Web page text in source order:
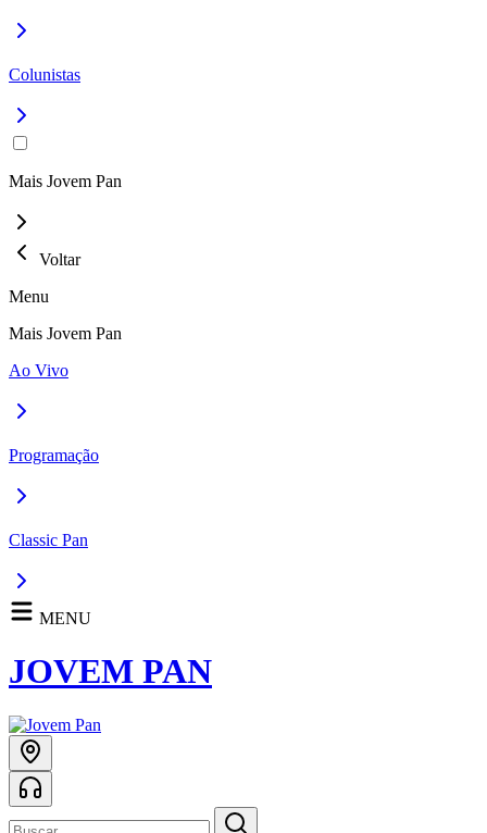
Colunistas
Mais Jovem Pan
Voltar
Menu
Mais Jovem Pan
Ao Vivo
Programação
Classic Pan
MENU
JOVEM PAN